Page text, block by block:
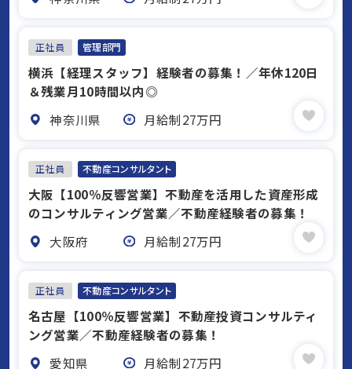
正社員 管理部門
横浜【経理スタッフ】経験者の募集！／年休120日
＆残業月10時間以内◎
神奈川県
月給制27万円
正社員 不動産コンサルタント
大阪【100％反響営業】不動産を活用した資産形成
のコンサルティング営業／不動産経験者の募集！
大阪府
月給制27万円
正社員 不動産コンサルタント
名古屋【100％反響営業】不動産投資コンサルティ
ング営業／不動産経験者の募集！
愛知県
月給制27万円